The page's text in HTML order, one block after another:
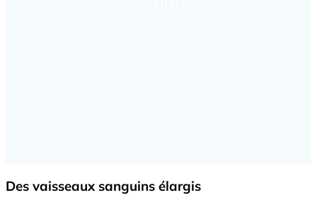
Des vaisseaux sanguins élargis